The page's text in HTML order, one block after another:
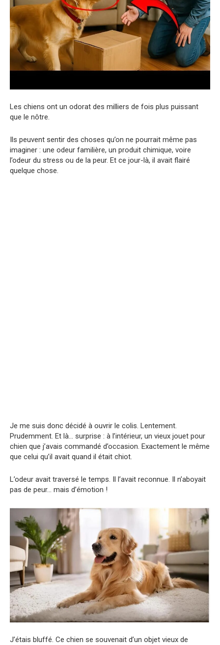
Les chiens ont un odorat des milliers de fois plus puissant
que le nôtre.
Ils peuvent sentir des choses qu’on ne pourrait même pas
imaginer : une odeur familière, un produit chimique, voire
l’odeur du stress ou de la peur. Et ce jour-là, il avait flairé
quelque chose.
Je me suis donc décidé à ouvrir le colis. Lentement.
Prudemment. Et là… surprise : à l’intérieur, un vieux jouet pour
chien que j’avais commandé d’occasion. Exactement le même
que celui qu’il avait quand il était chiot.
L’odeur avait traversé le temps. Il l’avait reconnue. Il n’aboyait
pas de peur… mais d’émotion !
J’étais bluffé. Ce chien se souvenait d’un objet vieux de